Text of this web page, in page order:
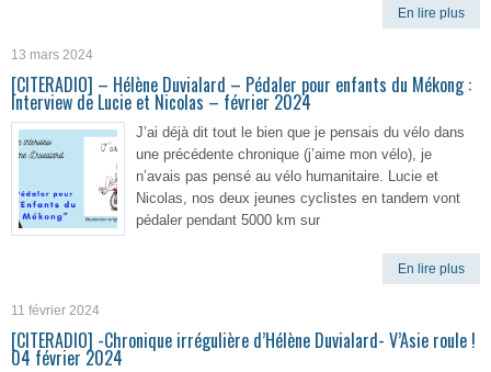
En lire plus
13 mars 2024
[CITERADIO] – Hélène Duvialard – Pédaler pour enfants du Mékong :
Interview de Lucie et Nicolas – février 2024
J’ai déjà dit tout le bien que je pensais du vélo dans
une précédente chronique (j’aime mon vélo), je
n’avais pas pensé au vélo humanitaire. Lucie et
Nicolas, nos deux jeunes cyclistes en tandem vont
pédaler pendant 5000 km sur
En lire plus
11 février 2024
[CITERADIO] -Chronique irrégulière d’Hélène Duvialard- V’Asie roule !
04 février 2024